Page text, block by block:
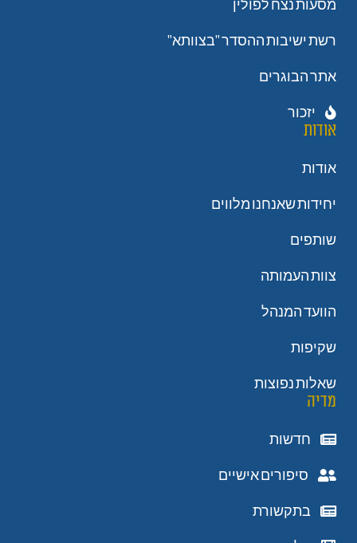
מסעות נצח לפולין
רשת ישיבות ההסדר "בצוותא"
אתר הבוגרים
יזכור
אודות
אודות
יחידות שאנחנו מלווים
שותפים
צוות העמותה
הוועד המנהל
שקיפות
שאלות נפוצות
מדיה
חדשות
סיפורים אישיים
בתקשורת